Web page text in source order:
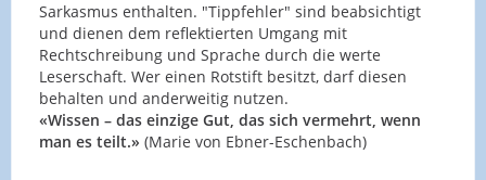
Sarkasmus enthalten. "Tippfehler" sind beabsichtigt
und dienen dem reflektierten Umgang mit
Rechtschreibung und Sprache durch die werte
Leserschaft. Wer einen Rotstift besitzt, darf diesen
behalten und anderweitig nutzen.
«Wissen – das einzige Gut, das sich vermehrt, wenn
man es teilt.» (Marie von Ebner-Eschenbach)